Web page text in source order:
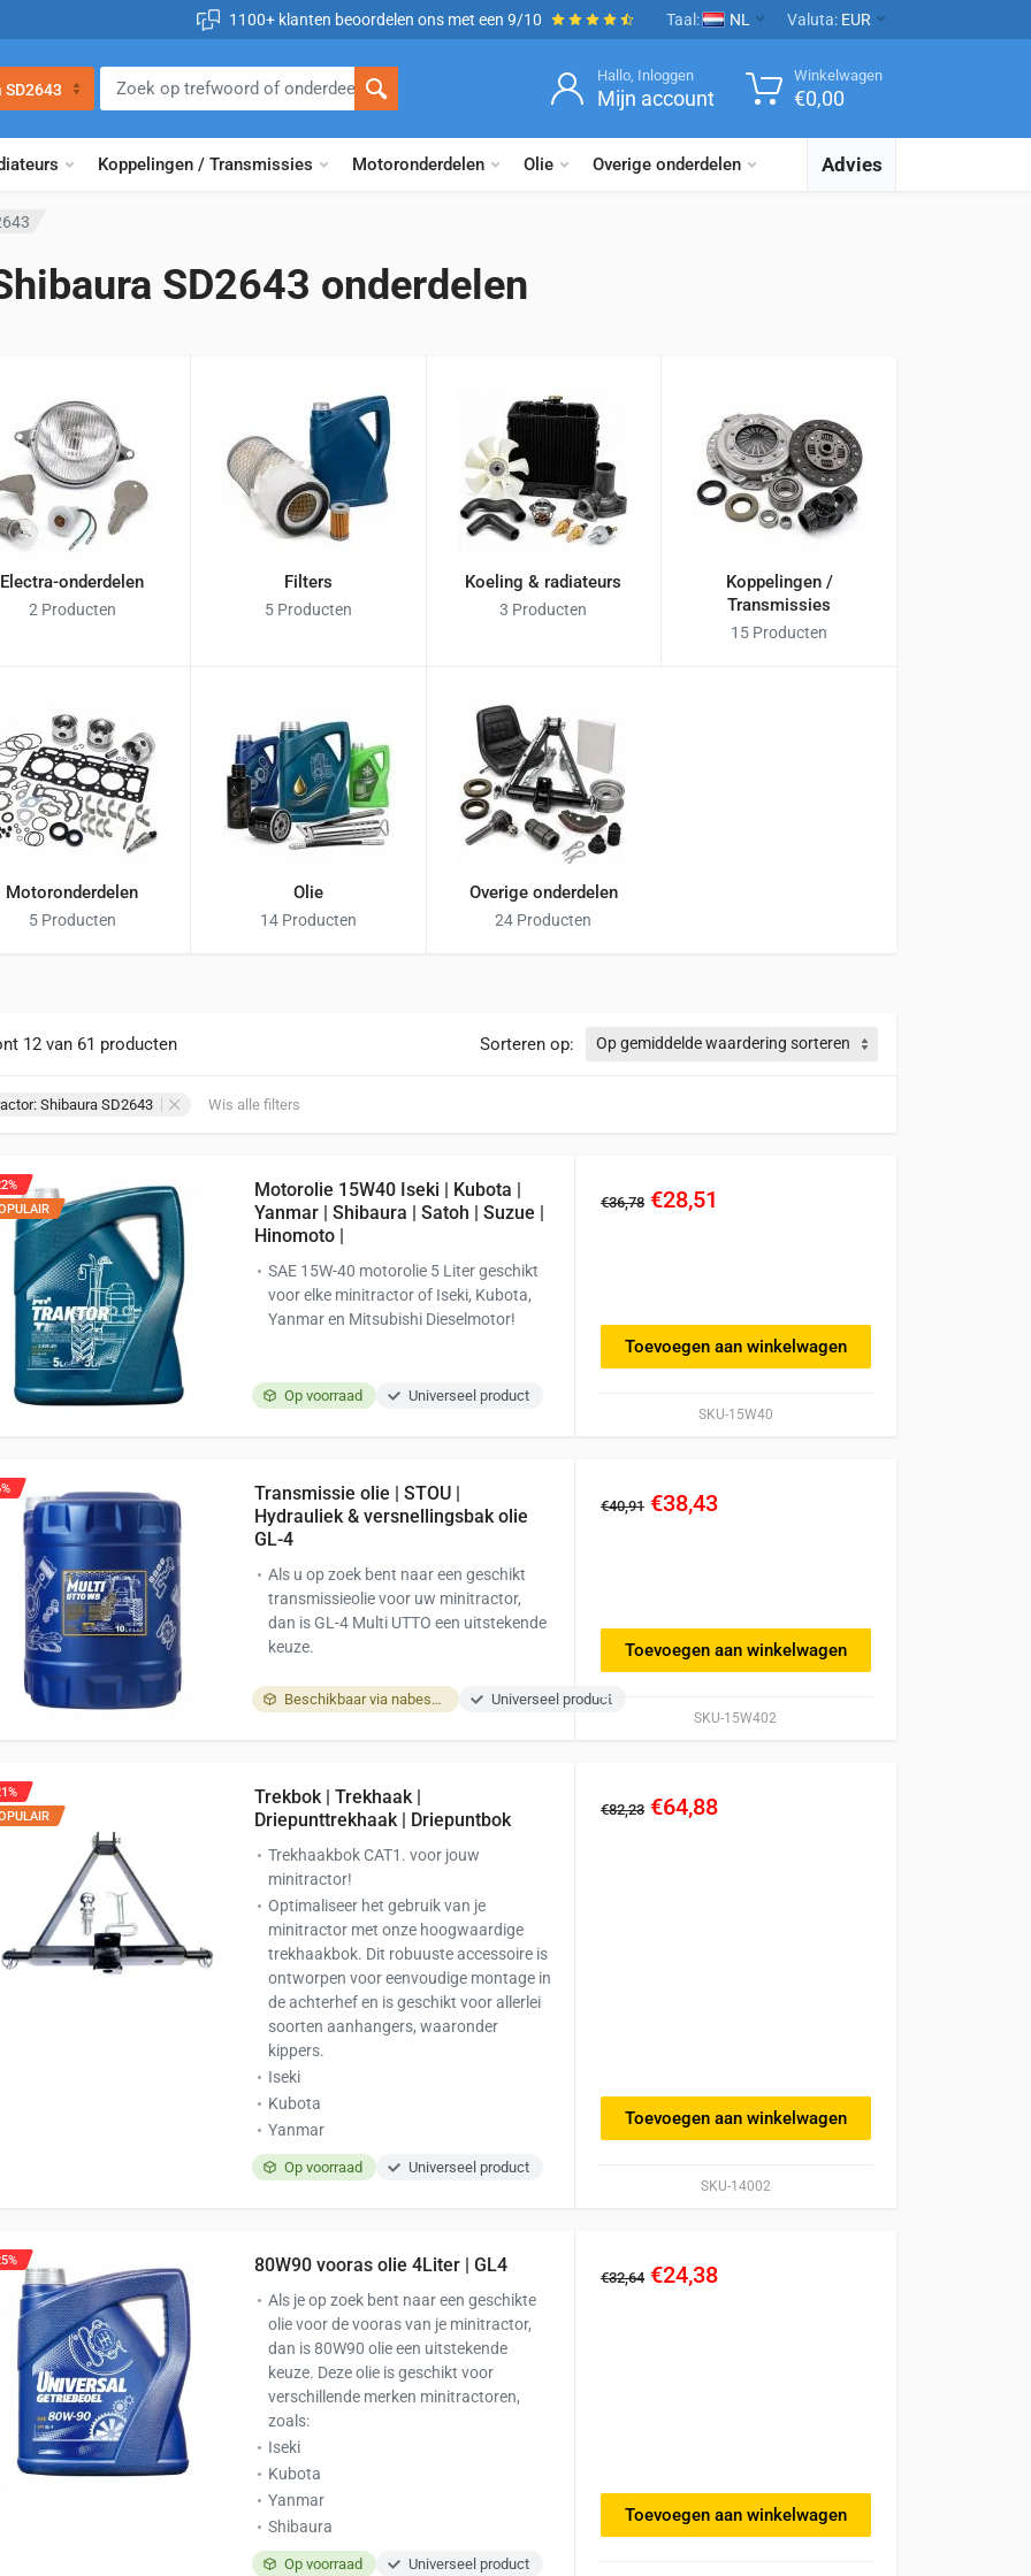
1100+ klanten beoordelen ons met een 9/10 Taal: NL Valuta: EUR
Koppelingen / Transmissies Motoronderdelen Olie Overige onderdelen Advies
SD2643
Hallo, Inloggen
Mijn account
Winkelwagen
€0,00
SD2643 onderdelen
Electra-onderdelen
2 Producten
Filters
5 Producten
Koeling & radiateurs
3 Producten
Koppelingen /
Transmissies
15 Producten
Motoronderdelen
5 Producten
Olie
14 Producten
Overige onderdelen
24 Producten
12 van 61 producten Sorteren op:
Shibaura SD2643 Wis alle filters
Op voorraad Universeel product
SKU-15W40
Motorolie 15W40 Iseki | Kubota |
Yanmar | Shibaura | Satoh | Suzue |
Hinomoto |
SAE 15W-40 motorolie 5 Liter geschikt
voor elke minitractor of Iseki, Kubota,
Yanmar en Mitsubishi Dieselmotor!
€36,78 €28,51
Toevoegen aan winkelwagen
Beschikbaar via nabestelling Universeel product
SKU-15W402
Transmissie olie | STOU |
Hydrauliek & versnellingsbak olie
GL-4
Als u op zoek bent naar een geschikt
transmissieolie voor uw minitractor,
dan is GL-4 Multi UTTO een uitstekende
keuze.
€40,91 €38,43
Toevoegen aan winkelwagen
Op voorraad Universeel product
SKU-14002
Trekbok | Trekhaak |
Driepunttrekhaak | Driepuntbok
Trekhaakbok CAT1. voor jouw
minitractor!
Optimaliseer het gebruik van je
minitractor met onze hoogwaardige
trekhaakbok. Dit robuuste accessoire is
ontworpen voor eenvoudige montage in
de achterhef en is geschikt voor allerlei
soorten aanhangers, waaronder
kippers.
Iseki
Kubota
Yanmar
€82,23 €64,88
Toevoegen aan winkelwagen
Op voorraad Universeel product
80W90 vooras olie 4Liter | GL4
Als je op zoek bent naar een geschikte
olie voor de vooras van je minitractor,
dan is 80W90 olie een uitstekende
keuze. Deze olie is geschikt voor
verschillende merken minitractoren,
zoals:
Iseki
Kubota
Yanmar
Shibaura
€32,64 €24,38
Toevoegen aan winkelwagen